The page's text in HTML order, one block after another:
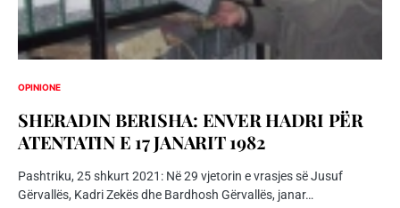
OPINIONE
SHERADIN BERISHA: ENVER HADRI PËR
ATENTATIN E 17 JANARIT 1982
Pashtriku, 25 shkurt 2021: Në 29 vjetorin e vrasjes së Jusuf
Gërvallës, Kadri Zekës dhe Bardhosh Gërvallës, janar…